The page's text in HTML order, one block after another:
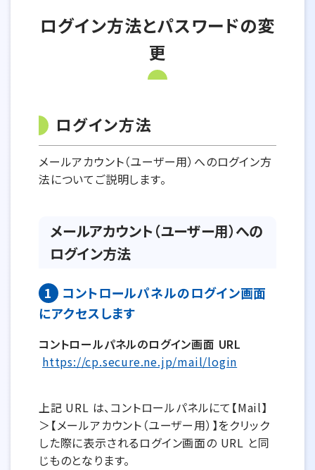
ログイン方法とパスワードの変
更
ログイン方法
メールアカウント（ユーザー用）へのログイン方
法についてご説明します。
メールアカウント（ユーザー用）への
ログイン方法
1
コントロールパネルのログイン画面
にアクセスします
コントロールパネルのログイン画面 URL
https://cp.secure.ne.jp/mail/login
上記 URL は、コントロールパネルにて【Mail】
＞【メールアカウント（ユーザー用）】をクリック
した際に表示されるログイン画面の URL と同
じものとなります。